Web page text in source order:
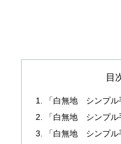
目
「白無地 シンプ
「白無地 シンプ
「白無地 シンプ